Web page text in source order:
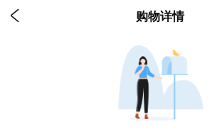
 购物详情